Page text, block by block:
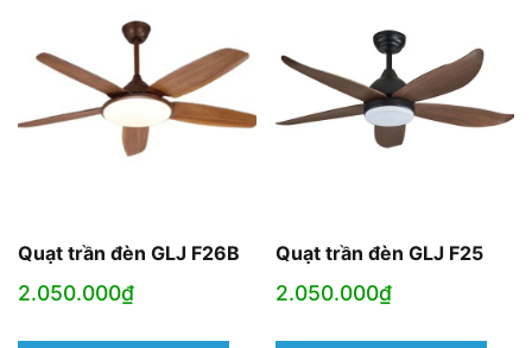
Quạt trần đèn GLJ F26B
2.050.000₫
Quạt trần đèn GLJ F25
2.050.000₫